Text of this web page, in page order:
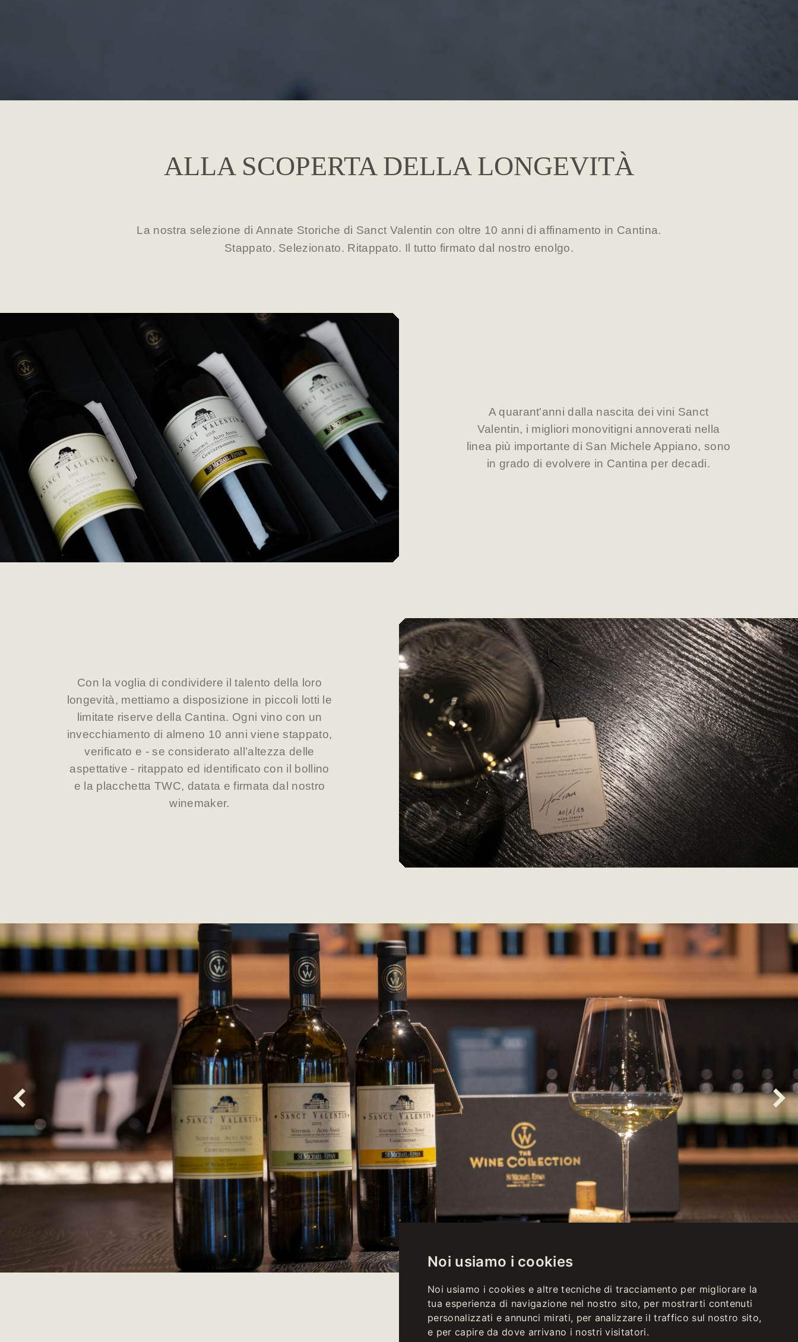
Noi usiamo i cookies
Noi usiamo i cookies e altre tecniche di tracciamento per migliorare la
tua esperienza di navigazione nel nostro sito, per mostrarti contenuti
personalizzati e annunci mirati, per analizzare il traffico sul nostro sito,
e per capire da dove arrivano i nostri visitatori.
ALLA SCOPERTA DELLA LONGEVITÀ
La nostra selezione di Annate Storiche di Sanct Valentin con oltre 10 anni di affinamento in Cantina.
Stappato. Selezionato. Ritappato. Il tutto firmato dal nostro enolgo.
A quarant'anni dalla nascita dei vini Sanct
Valentin, i migliori monovitigni annoverati nella
linea più importante di San Michele Appiano, sono
in grado di evolvere in Cantina per decadi.
Con la voglia di condividere il talento della loro
longevità, mettiamo a disposizione in piccoli lotti le
limitate riserve della Cantina. Ogni vino con un
invecchiamento di almeno 10 anni viene stappato,
verificato e - se considerato all’altezza delle
aspettative - ritappato ed identificato con il bollino
e la placchetta TWC, datata e firmata dal nostro
winemaker.